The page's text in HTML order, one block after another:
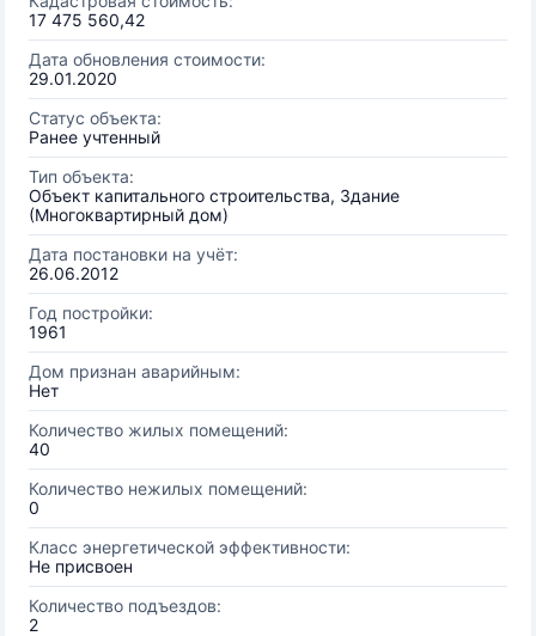
17 475 560,42
Дата обновления стоимости:
29.01.2020
Статус объекта:
Ранее учтенный
Тип объекта:
Объект капитального строительства, Здание
(Многоквартирный дом)
Дата постановки на учёт:
26.06.2012
Год постройки:
1961
Дом признан аварийным:
Нет
Количество жилых помещений:
40
Количество нежилых помещений:
0
Класс энергетической эффективности:
Не присвоен
Количество подъездов:
2